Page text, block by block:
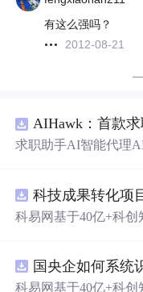
有这么强吗？
2012-08-21
AIHawk：首款
求职助手AI智能代理
科易网基于40亿+科
新领域的AI+数智化
智能化发展。
科易网基于40亿+科